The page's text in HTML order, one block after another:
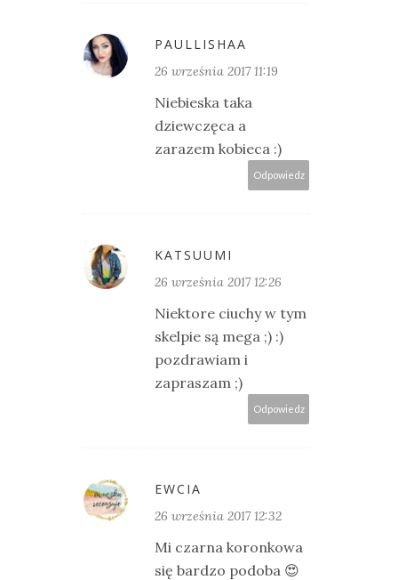
PAULLISHAA
26 września 2017 11:19
Niebieska taka
dziewczęca a
zarazem kobieca :)
Odpowiedz
KATSUUMI
26 września 2017 12:26
Niektore ciuchy w tym
skelpie są mega ;) :)
pozdrawiam i
zapraszam ;)
Odpowiedz
EWCIA
26 września 2017 12:32
Mi czarna koronkowa
się bardzo podoba 😍